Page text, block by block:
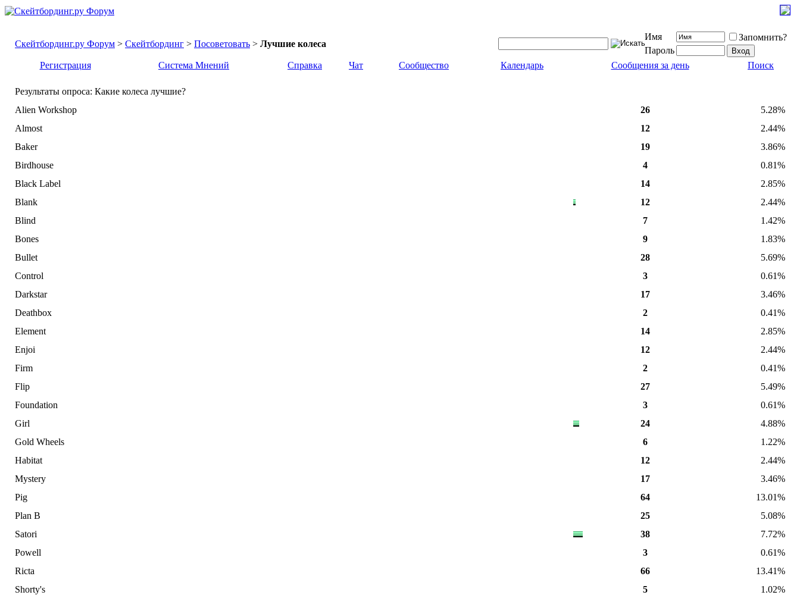
Скейтбординг.ру Форум > Скейтбординг > Посоветовать > Лучшие колеса
Имя
Запомнить?
Пароль
Регистрация
Система Мнений Справка Чат Сообщество Календарь Сообщения за день Поиск
Результаты опроса: Какие колеса лучшие?
Alien Workshop
26
5.28%
Almost
12
2.44%
Baker
19
3.86%
Birdhouse
4
0.81%
Black Label
14
2.85%
Blank
12
2.44%
Blind
7
1.42%
Bones
9
1.83%
Bullet
28
5.69%
Control
3
0.61%
Darkstar
17
3.46%
Deathbox
2
0.41%
Element
14
2.85%
Enjoi
12
2.44%
Firm
2
0.41%
Flip
27
5.49%
Foundation
3
0.61%
Girl
24
4.88%
Gold Wheels
6
1.22%
Habitat
12
2.44%
Mystery
17
3.46%
Pig
64
13.01%
Plan B
25
5.08%
Satori
38
7.72%
Powell
3
0.61%
Ricta
66
13.41%
Shorty's
5
1.02%